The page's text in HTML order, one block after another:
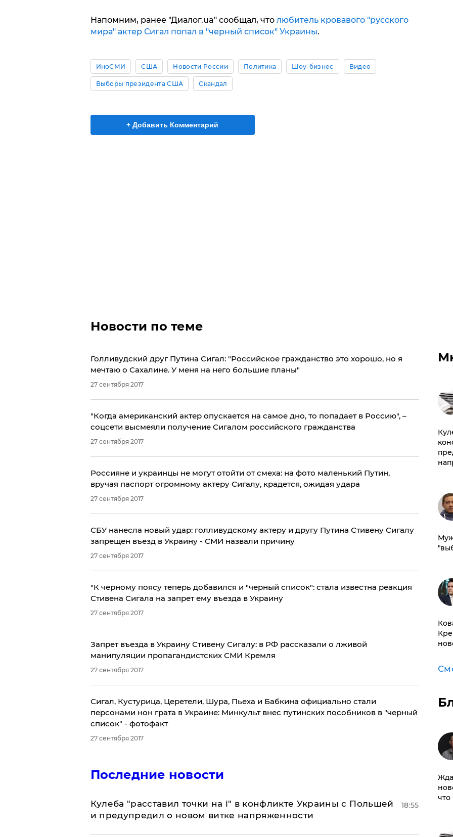
Напомним, ранее "Диалог.ua" сообщал, что любитель кровавого "русского
мира" актер Сигал попал в "черный список" Украины.
ИноСМИ США Новости России Политика Шоу-бизнес Видео
Выборы президента США Скандал
+ Добавить Комментарий
Новости по теме
Голливудский друг Путина Сигал: "Российское гражданство это хорошо, но я
мечтаю о Сахалине. У меня на него большие планы"
27 сентября 2017
"Когда американский актер опускается на самое дно, то попадает в Россию", –
соцсети высмеяли получение Сигалом российского гражданства
27 сентября 2017
Россияне и украинцы не могут отойти от смеха: на фото маленький Путин,
вручая паспорт огромному актеру Сигалу, крадется, ожидая удара
27 сентября 2017
СБУ нанесла новый удар: голливудскому актеру и другу Путина Стивену Сигалу
запрещен въезд в Украину - СМИ назвали причину
27 сентября 2017
"К черному поясу теперь добавился и "черный список": стала известна реакция
Стивена Сигала на запрет ему въезда в Украину
27 сентября 2017
​Запрет въезда в Украину Стивену Сигалу: в РФ рассказали о лживой
манипуляции пропагандистских СМИ Кремля
27 сентября 2017
​Сигал, Кустурица, Церетели, Шура, Пьеха и Бабкина официально стали
персонами нон грата в Украине: Минкульт внес путинских пособников в "черный
список" - фотофакт
27 сентября 2017
Последние новости
Кулеба "расставил точки на і" в конфликте Украины с Польшей
и предупредил о новом витке напряженности
18:55
что